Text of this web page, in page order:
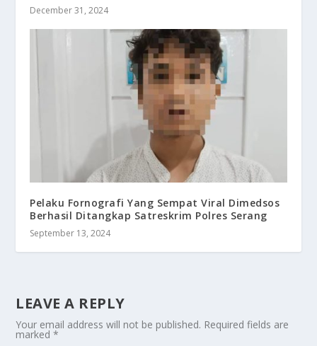
December 31, 2024
Pelaku Fornografi Yang Sempat Viral Dimedsos
Berhasil Ditangkap Satreskrim Polres Serang
September 13, 2024
LEAVE A REPLY
Your email address will not be published. Required fields are
marked*